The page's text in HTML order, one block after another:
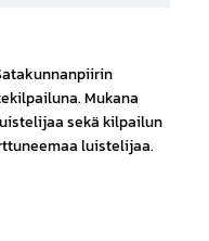
Mukana
sekä kilpailun
luistelijaa.